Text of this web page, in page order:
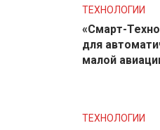
ТЕХНОЛОГИИ
«Смарт-
для
малой
ТЕХНОЛОГИИ